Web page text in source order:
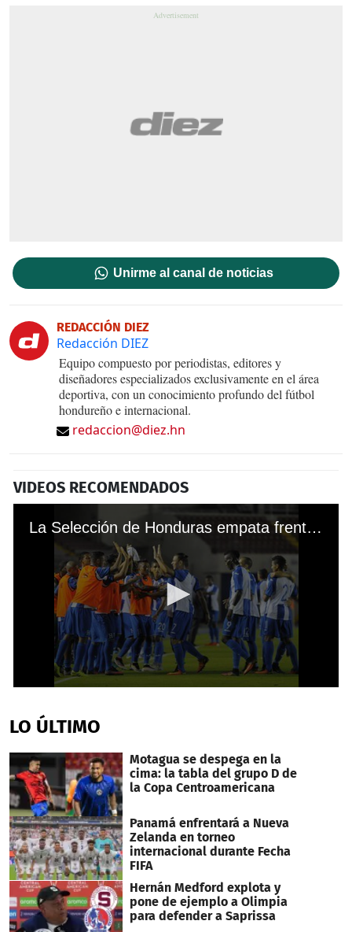
Unirme al canal de noticias
REDACCIÓN DIEZ
Redacción DIEZ
Equipo compuesto por periodistas, editores y
diseñadores especializados exclusivamente en el área
deportiva, con un conocimiento profundo del fútbol
hondureño e internacional.
redaccion@diez.hn
VIDEOS RECOMENDADOS
La Selección de Honduras empata frente a Costa Rica
of
37
LO ÚLTIMO
Motagua se despega en la
cima: la tabla del grupo D de
la Copa Centroamericana
Panamá enfrentará a Nueva
Zelanda en torneo
internacional durante Fecha
FIFA
Hernán Medford explota y
pone de ejemplo a Olimpia
para defender a Saprissa